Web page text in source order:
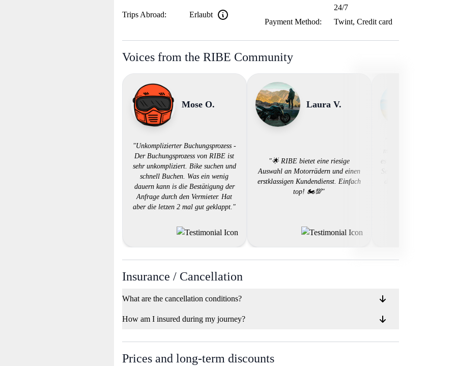
Trips Abroad: Erlaubt
24/7
Payment Method:
Twint, Credit card
Voices from the RIBE Community
Mose O.
"Unkomplizierter Buchungsprozess -
Der Buchungsprozess von RIBE ist
sehr unkompliziert. Bike suchen und
schnell Buchen. Was ein wenig
dauern kann is die Bestätigung der
Anfrage durch den Vermieter. Hat
aber die letzen 2 mal gut geklappt."
Laura V.
"🌟 RIBE bietet eine riesige
Auswahl an Motorrädern und einen
erstklassigen Kundendienst. Einfach
top! 🏍️💯"
es wieder tun. Nicht nur
Insurance / Cancellation
What are the cancellation conditions?
How am I insured during my journey?
Prices and long-term discounts